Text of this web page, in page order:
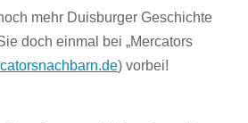
mehr Duisburger Geschichte
doch einmal bei „Mercators
) vorbei!